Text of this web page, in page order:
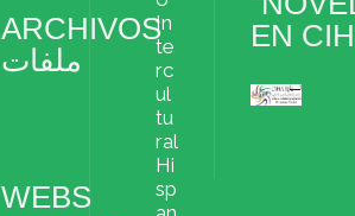
ARCHIVOS
ملفات
WEBS
In
te
rc
ul
tu
ral
Hi
sp
EN